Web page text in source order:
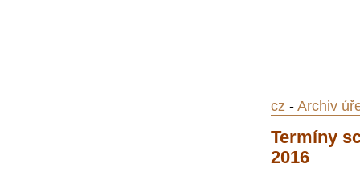
cz - Archiv
Termíny
2016